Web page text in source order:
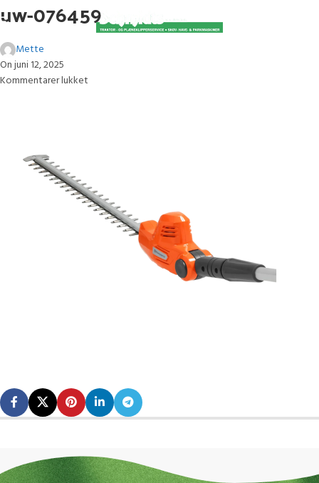
uw-076459
Mette
On juni 12, 2025
Kommentarer lukket